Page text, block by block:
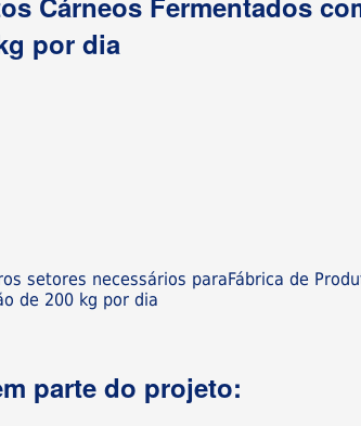
por dia
setores necessários paraFábrica de
de 200 kg por dia
parte do projeto: